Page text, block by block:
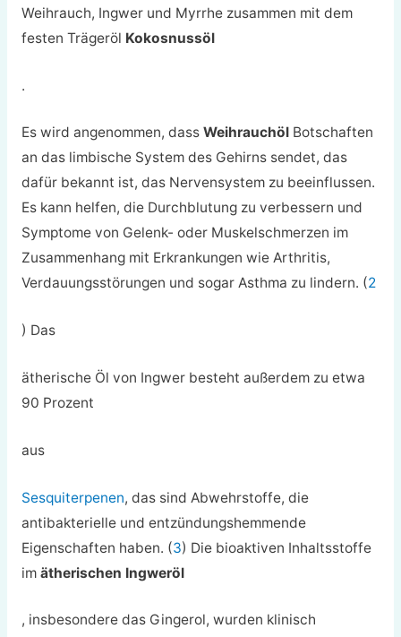
Weihrauch, Ingwer und Myrrhe zusammen mit dem
festen Trägeröl Kokosnussöl
.
Es wird angenommen, dass WeihrauchölBotschaften
an das limbische System des Gehirns sendet, das
dafür bekannt ist, das Nervensystem zu beeinflussen.
Es kann helfen, die Durchblutung zu verbessern und
Symptome von Gelenk- oder Muskelschmerzen im
Zusammenhang mit Erkrankungen wie Arthritis,
Verdauungsstörungen und sogar Asthma zu lindern. (2
) Das
ätherische Öl von Ingwer besteht außerdem zu etwa
90 Prozent
aus
Sesquiterpenen, das sind Abwehrstoffe, die
antibakterielle und entzündungshemmende
Eigenschaften haben. (3) Die bioaktiven Inhaltsstoffe
im ätherischen Ingweröl
, insbesondere das Gingerol, wurden klinisch